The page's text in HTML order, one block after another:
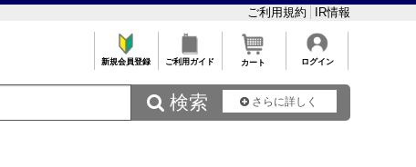
ご利用規約 IR情報
新規会員登録 ご利用ガイド カート ログイン
 検索 さらに詳しく